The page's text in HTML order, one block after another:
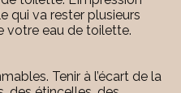
qui va rester plusieurs
votre eau de toilette.
Tenir à l’écart de la